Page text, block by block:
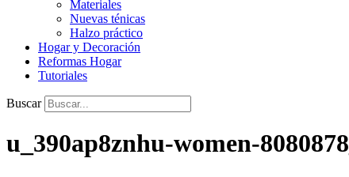
Materiales
Nuevas ténicas
Halzo práctico
Hogar y Decoración
Reformas Hogar
Tutoriales
Buscar
u_390ap8znhu-women-